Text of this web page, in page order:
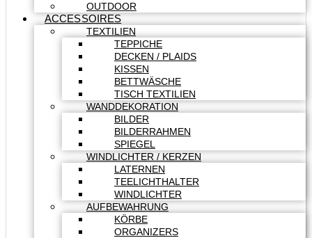
OUTDOOR
ACCESSOIRES
TEXTILIEN
TEPPICHE
DECKEN / PLAIDS
KISSEN
BETTWÄSCHE
TISCH TEXTILIEN
WANDDEKORATION
BILDER
BILDERRAHMEN
SPIEGEL
WINDLICHTER / KERZEN
LATERNEN
TEELICHTHALTER
WINDLICHTER
AUFBEWAHRUNG
KÖRBE
ORGANIZERS